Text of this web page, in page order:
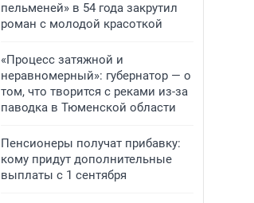
пельменей» в 54 года закрутил
роман с молодой красоткой
«Процесс затяжной и
неравномерный»: губернатор — о
том, что творится с реками из-за
паводка в Тюменской области
Пенсионеры получат прибавку:
кому придут дополнительные
выплаты с 1 сентября